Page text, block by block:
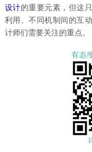
设计的重要元素，但这
利用、不同机制间的互
计师们需要关注的重点。